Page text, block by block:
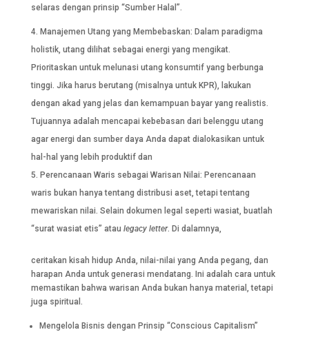
selaras dengan prinsip “Sumber Halal”.
Manajemen Utang yang Membebaskan: Dalam paradigma
holistik, utang dilihat sebagai energi yang mengikat.
Prioritaskan untuk melunasi utang konsumtif yang berbunga
tinggi. Jika harus berutang (misalnya untuk KPR), lakukan
dengan akad yang jelas dan kemampuan bayar yang realistis.
Tujuannya adalah mencapai kebebasan dari belenggu utang
agar energi dan sumber daya Anda dapat dialokasikan untuk
hal-hal yang lebih produktif dan
Perencanaan Waris sebagai Warisan Nilai: Perencanaan
waris bukan hanya tentang distribusi aset, tetapi tentang
mewariskan nilai. Selain dokumen legal seperti wasiat, buatlah
“surat wasiat etis” atau legacy letter. Di dalamnya,
ceritakan kisah hidup Anda, nilai-nilai yang Anda pegang, dan
harapan Anda untuk generasi mendatang. Ini adalah cara untuk
memastikan bahwa warisan Anda bukan hanya material, tetapi
juga spiritual.
Mengelola Bisnis dengan Prinsip “Conscious Capitalism”